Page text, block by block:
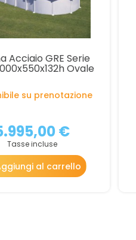
Acciaio GRE Serie
Ovale
su prenotazione
€
Tasse incluse
al carrello